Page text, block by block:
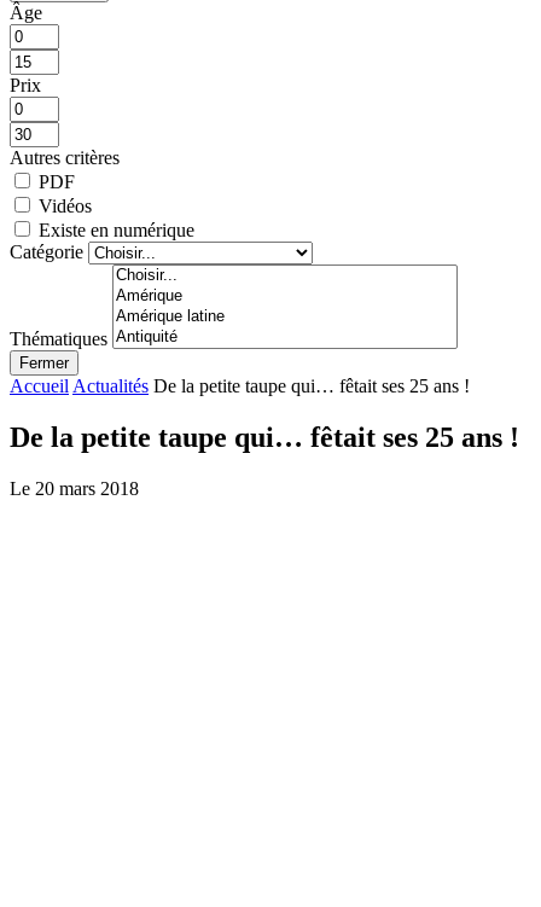
Âge
Prix
Autres critères
PDF
Vidéos
Existe en numérique
Catégorie
Thématiques
Fermer
Accueil Actualités De la petite taupe qui… fêtait ses 25 ans !
De la petite taupe qui… fêtait ses 25 ans !
Le 20 mars 2018